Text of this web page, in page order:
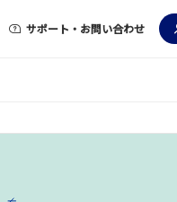
サポート・お問い合わせ